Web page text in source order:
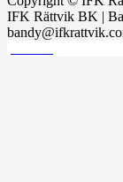
IFK Rättvik BK |